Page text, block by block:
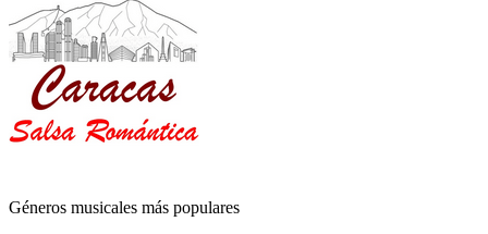
Géneros musicales más populares